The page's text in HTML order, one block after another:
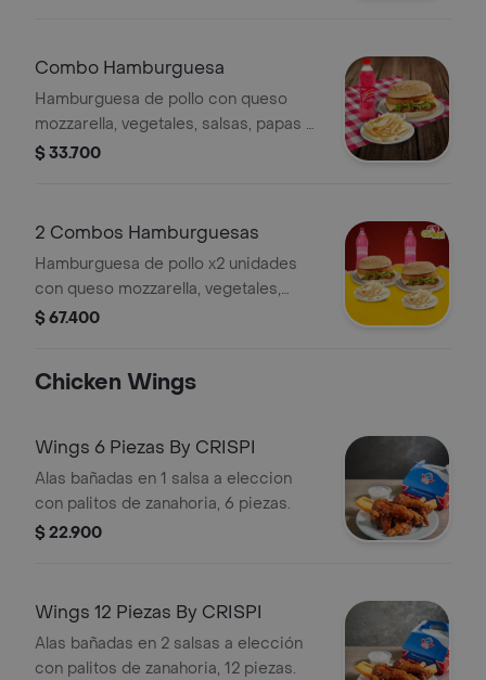
Combo Hamburguesa
Hamburguesa de pollo con queso
mozzarella, vegetales, salsas, papas a
la francesa y bebida 400 ml a
$ 33.700
2 Combos Hamburguesas
Hamburguesa de pollo x2 unidades
con queso mozzarella, vegetales,
salsas, 2 papas francesas y 2 bebidas
$ 67.400
Chicken Wings
Wings 6 Piezas By CRISPI
Alas bañadas en 1 salsa a eleccion
con palitos de zanahoria, 6 piezas.
$ 22.900
Wings 12 Piezas By CRISPI
Alas bañadas en 2 salsas a elección
con palitos de zanahoria, 12 piezas.